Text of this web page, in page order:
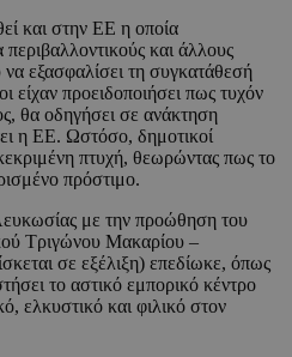
και στην ΕΕ η οποία
και άλλους
εξασφαλίσει τη συγκατάθεσή
είχαν προειδοποιήσει πως τυχόν
θα οδηγήσει σε ανάκτηση
η ΕΕ. Ωστόσο, δημοτικοί
πτυχή, θεωρώντας πως το
πρόστιμο.
με την προώθηση του
Τριγώνου Μακαρίου –
σε εξέλιξη) επεδίωκε, όπως
το αστικό εμπορικό κέντρο
ελκυστικό και φιλικό στον